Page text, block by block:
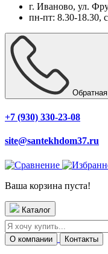
г. Иваново, ул.
пн-пт: 8.30-18.30,
+7 (930) 330-23-08
site@santekhdom37.ru
Ваша корзина пуста!
Каталог
О компании Контакты